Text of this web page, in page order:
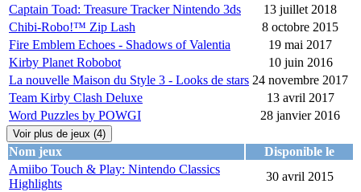
Captain Toad: Treasure Tracker Nintendo 3ds
13 juillet 2018
Chibi-Robo!™ Zip Lash
8 octobre 2015
Fire Emblem Echoes - Shadows of Valentia
19 mai 2017
Kirby Planet Robobot
10 juin 2016
La nouvelle Maison du Style 3 - Looks de stars 24 novembre 2017
Team Kirby Clash Deluxe
13 avril 2017
Word Puzzles by POWGI
28 janvier 2016
Voir plus de jeux (4)
Nom jeux
Disponible le
Amiibo Touch & Play: Nintendo Classics
Highlights
30 avril 2015